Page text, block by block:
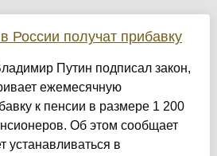
России получат прибавку
Путин подписал закон,
ежемесячную
к пенсии в размере 1 200
Об этом сообщает
в